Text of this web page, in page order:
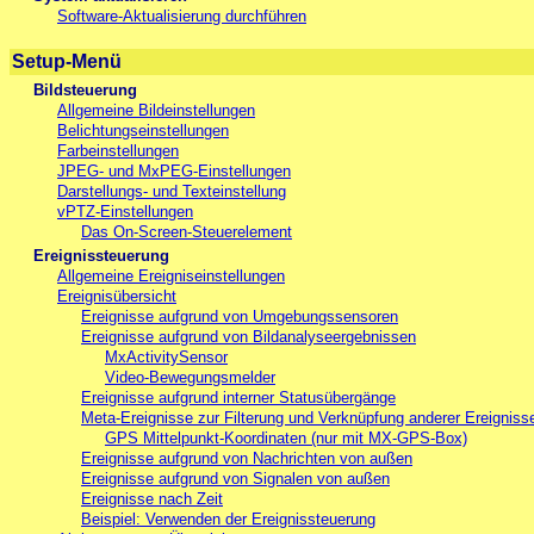
Software-Aktualisierung durchführen
Setup-Menü
Bildsteuerung
Allgemeine Bildeinstellungen
Belichtungseinstellungen
Farbeinstellungen
JPEG- und MxPEG-Einstellungen
Darstellungs- und Texteinstellung
vPTZ-Einstellungen
Das On-Screen-Steuerelement
Ereignissteuerung
Allgemeine Ereigniseinstellungen
Ereignisübersicht
Ereignisse aufgrund von Umgebungssensoren
Ereignisse aufgrund von Bildanalyseergebnissen
MxActivitySensor
Video-Bewegungsmelder
Ereignisse aufgrund interner Statusübergänge
Meta-Ereignisse zur Filterung und Verknüpfung anderer
GPS Mittelpunkt-Koordinaten (nur mit MX-GPS-Box)
Ereignisse aufgrund von Nachrichten von außen
Ereignisse aufgrund von Signalen von außen
Ereignisse nach Zeit
Beispiel: Verwenden der Ereignissteuerung